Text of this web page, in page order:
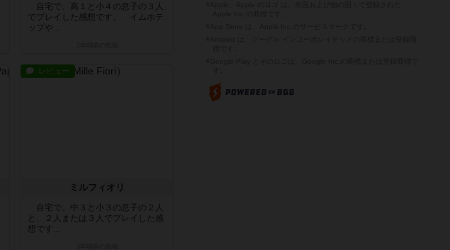
自宅で、高１と小４の息子の３人
でプレイした感想です。 イムホテ
ップや...
レビュー
ミルフィオリ
自宅で、中３と小３の息子の２人
と、２人または３人でプレイした感
想です...